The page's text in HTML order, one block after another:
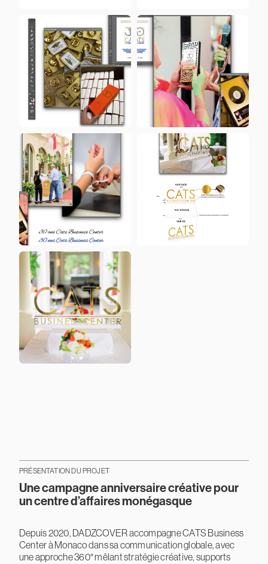
PRÉSENTATION DU PROJET
Une campagne anniversaire créative pour
un centre d’affaires monégasque
Depuis 2020, DADZCOVER accompagne CATS Business
Center à Monaco dans sa communication globale, avec
une approche 360° mêlant stratégie créative, supports